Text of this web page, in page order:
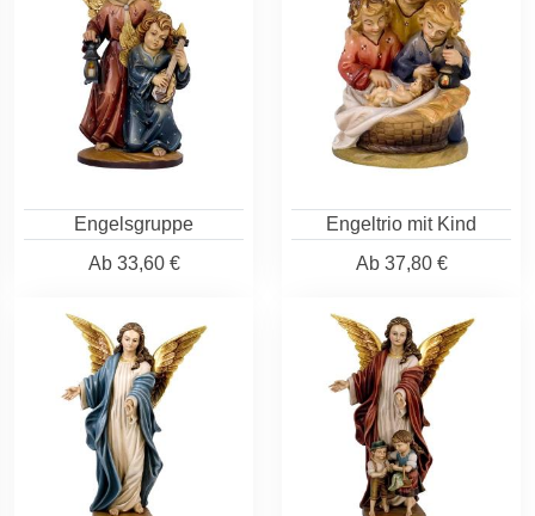
Engelsgruppe
Ab33,60 €
Engeltrio mit Kind
Ab37,80 €